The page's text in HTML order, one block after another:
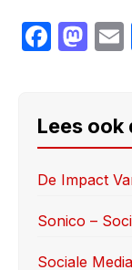
F
e
b
o
o
M
o
d
o
n
Lees ook
De Impact
Sonico –
Sociale